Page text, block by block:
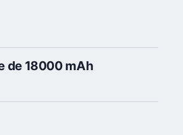
de 18000 mAh